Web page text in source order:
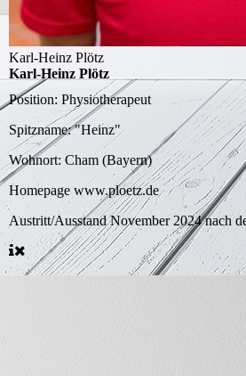
Karl-Heinz Plötz
Karl-Heinz Plötz
Position: Physiotherapeut
Spitzname:"Heinz"
Wohnort: Cham (Bayern)
Homepage www.ploetz.de
Austritt/AusstandNovember 2024 nach